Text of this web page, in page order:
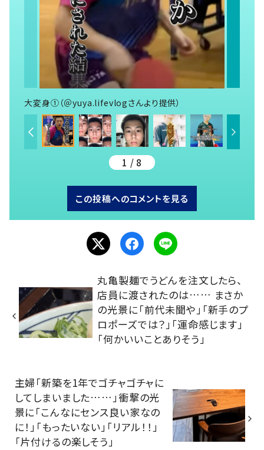
大変身①（＠yuya.lifevlogさんより提供）
1 / 8
この投稿へのコメントを見る
丸亀製麺でうどんを注文したら、
店員に渡されたのは…… まさか
の光景に「前代未聞や」「新手のプ
ロポーズでは？」「運命感じます」
「何かいいことありそう」
主婦「新築を1年でゴチャゴチャに
してしまいました……」衝撃の光
景に「こんなにセンス良い家なの
に！」「もったいない」「リアル！！」
「片付けるの楽しそう」